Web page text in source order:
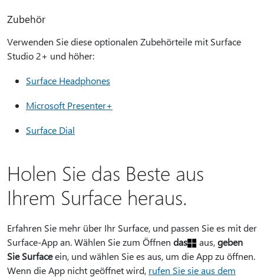
Zubehör
Verwenden Sie diese optionalen Zubehörteile mit Surface
Studio 2+ und höher:
Surface Headphones
Microsoft Presenter+
Surface Dial
Holen Sie das Beste aus
Ihrem Surface heraus.
Erfahren Sie mehr über Ihr Surface, und passen Sie es mit der
Surface-App an. Wählen Sie zum Öffnen das aus,geben
Sie Surfaceein, und wählen Sie es aus, um die App zu öffnen.
Wenn die App nicht geöffnet wird, rufen Sie sie aus dem